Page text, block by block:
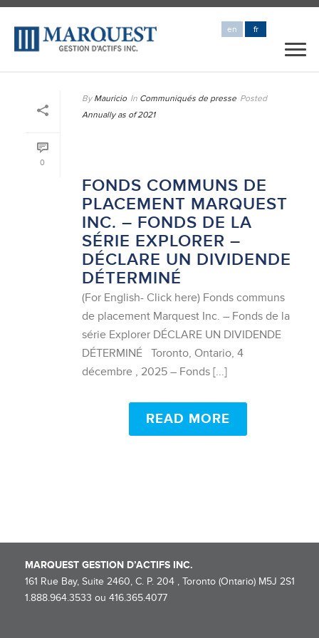
en fr
0
By Mauricio In Communiqués de presse Posted
Annually as of 2021
FONDS COMMUNS DE
PLACEMENT MARQUEST
INC. – FONDS DE LA
SÉRIE EXPLORER –
DÉCLARE UN DIVIDENDE
DÉTERMINÉ
(For English- Click here) Fonds communs
de placement Marquest Inc. – Fonds de la
série Explorer DÉCLARE UN DIVIDENDE
DÉTERMINÉ Toronto, Ontario, 4
décembre , 2025 – Fonds [...]
READ MORE
MARQUEST GESTION D’ACTIFS INC.
161 Rue Bay, Suite 2460, C. P. 204 , Toronto (Ontario) M5J 2S1
1.888.964.3533 ou 416.365.4077